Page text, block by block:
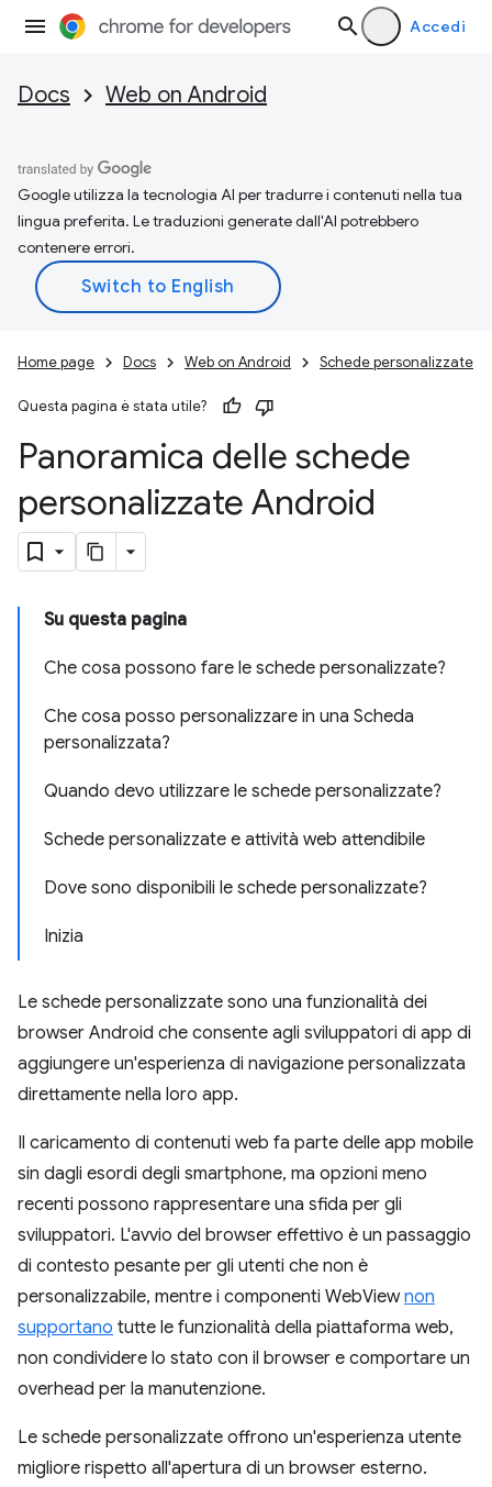
Accedi
Docs Web on Android
Google utilizza la tecnologia AI per tradurre i contenuti nella tua
lingua preferita. Le traduzioni generate dall'AI potrebbero
contenere errori.
Home page Docs Web on Android Schede personalizzate
Questa pagina è stata utile?
Panoramica delle schede
personalizzate Android
Su questa pagina
Che cosa possono fare le schede personalizzate?
Che cosa posso personalizzare in una Scheda
personalizzata?
Quando devo utilizzare le schede personalizzate?
Schede personalizzate e attività web attendibile
Dove sono disponibili le schede personalizzate?
Inizia
Le schede personalizzate sono una funzionalità dei
browser Android che consente agli sviluppatori di app di
aggiungere un'esperienza di navigazione personalizzata
direttamente nella loro app.
Il caricamento di contenuti web fa parte delle app mobile
sin dagli esordi degli smartphone, ma opzioni meno
recenti possono rappresentare una sfida per gli
sviluppatori. L'avvio del browser effettivo è un passaggio
di contesto pesante per gli utenti che non è
personalizzabile, mentre i componenti WebViewnon
supportano tutte le funzionalità della piattaforma web,
non condividere lo stato con il browser e comportare un
overhead per la manutenzione.
Le schede personalizzate offrono un'esperienza utente
migliore rispetto all'apertura di un browser esterno.